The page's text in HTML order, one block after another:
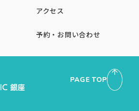
アクセス
予約・お問い合わせ
PAGE TOP